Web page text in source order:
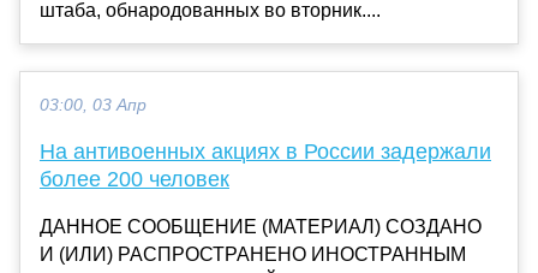
штаба, обнародованных во вторник....
03:00, 03 Апр
На антивоенных акциях в России задержали
более 200 человек
ДАННОЕ СООБЩЕНИЕ (МАТЕРИАЛ) СОЗДАНО
И (ИЛИ) РАСПРОСТРАНЕНО ИНОСТРАННЫМ